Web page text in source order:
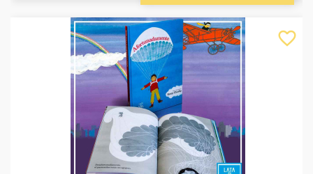
favorite_border